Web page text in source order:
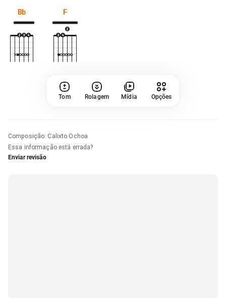
Bb F
Tom Rolagem Mídia Opções
Composição: Calixto Ochoa
Essa informação está errada?
Enviar revisão